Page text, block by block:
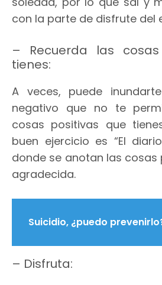
con la parte de disfrute del
– Recuerda las
tienes:
A veces, puede
negativo que no te
cosas positivas que
buen ejercicio es “El
donde se anotan las cosas
agradecida.
Suicidio, ¿puedo
– Disfruta: